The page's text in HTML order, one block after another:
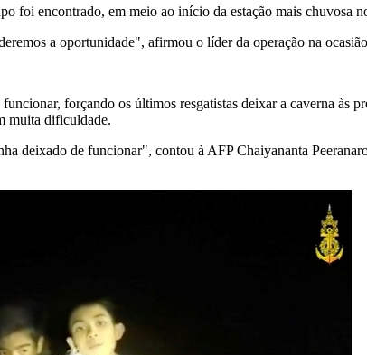
foi encontrado, em meio ao início da estação mais chuvosa
a oportunidade", afirmou o líder da operação na
forçando os últimos resgatistas deixar a caverna às
muita dificuldade.
deixado de funcionar", contou à AFP Chaiyananta